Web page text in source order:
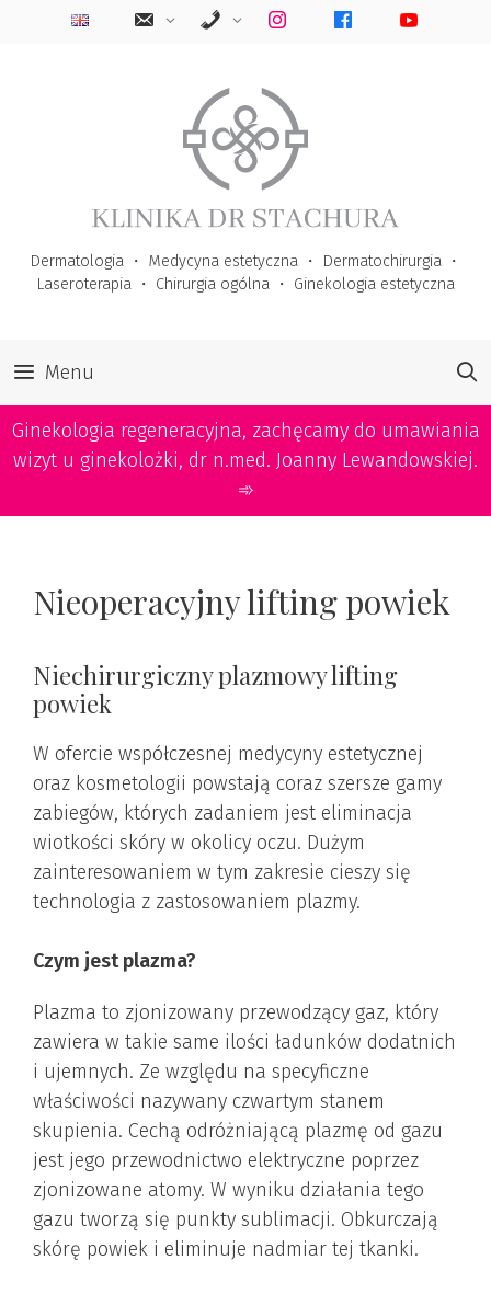
Dermatologia ・ Medycyna estetyczna ・ Dermatochirurgia ・
Laseroterapia ・ Chirurgia ogólna ・ Ginekologia estetyczna
Menu
Ginekologia regeneracyjna, zachęcamy do umawiania
wizyt u ginekolożki, dr n.med. Joanny Lewandowskiej.
➾
Nieoperacyjny lifting powiek
Niechirurgiczny plazmowy lifting
powiek
W ofercie współczesnej medycyny estetycznej
oraz kosmetologii powstają coraz szersze gamy
zabiegów, których zadaniem jest eliminacja
wiotkości skóry w okolicy oczu. Dużym
zainteresowaniem w tym zakresie cieszy się
technologia z zastosowaniem plazmy.
Czym jest plazma?
Plazma to zjonizowany przewodzący gaz, który
zawiera w takie same ilości ładunków dodatnich
i ujemnych. Ze względu na specyficzne
właściwości nazywany czwartym stanem
skupienia. Cechą odróżniającą plazmę od gazu
jest jego przewodnictwo elektryczne poprzez
zjonizowane atomy. W wyniku działania tego
gazu tworzą się punkty sublimacji. Obkurczają
skórę powiek i eliminuje nadmiar tej tkanki.